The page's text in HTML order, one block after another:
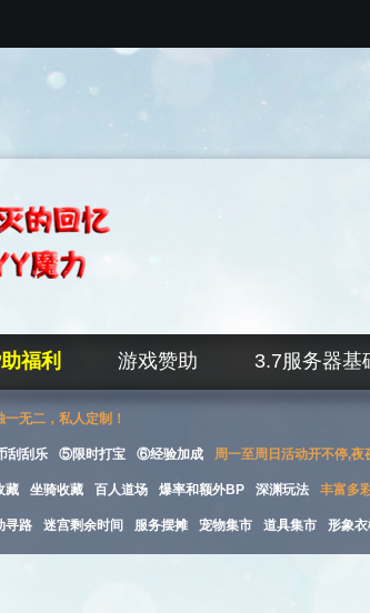
福利 游戏赞助 3.7服务器基
一无二，私人定制！
刮刮乐 ⑤限时打宝 ⑥经验加成 周一至周日活动开不停,夜
藏 坐骑收藏 百人道场 爆率和额外BP 深渊玩法 丰富多
寻路 迷宫剩余时间 服务摆摊 宠物集市 道具集市 形象